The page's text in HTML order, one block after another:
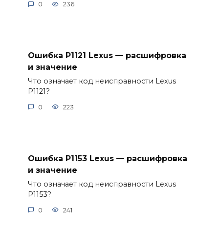
0 236
Ошибка P1121 Lexus — расшифровка
и значение
Что означает код неисправности Lexus
P1121?
0 223
Ошибка P1153 Lexus — расшифровка
и значение
Что означает код неисправности Lexus
P1153?
0 241